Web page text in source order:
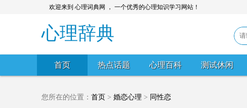
欢迎来到 心理词典网 ， 一个优秀的心理知识学习网站！
心理辞典
首页 热点话题 心理百科 测试休闲
您所在的位置： 首页 > 婚恋心理 > 同性恋